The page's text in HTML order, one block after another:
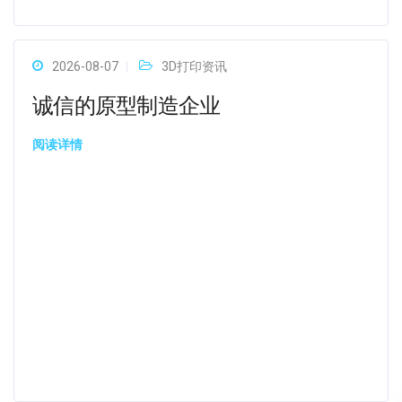
2026-08-07 3D打印资讯
诚信的原型制造企业
阅读详情